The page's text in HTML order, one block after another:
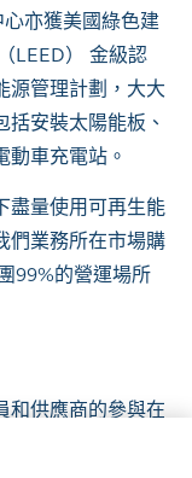
亦獲美國綠色建
LEED） 金級認
源管理計劃，大大
安裝太陽能板、
動車充電站。
盡量使用可再生能
們業務所在市場購
99%的營運場所
和供應商的參與在
的透明度、加強